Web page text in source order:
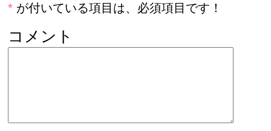
* が付いている項目は、必須項目です！
コメント